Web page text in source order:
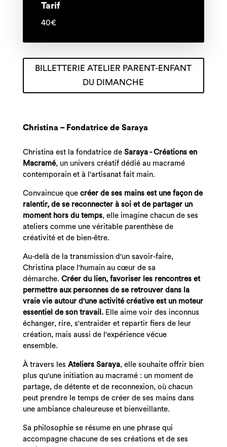
Tarif
40€
BILLETTERIE ATELIER PARENT-ENFANT
DU DIMANCHE
Christina – Fondatrice de Saraya
Christina est la fondatrice de Saraya - Créations en
Macramé, un univers créatif dédié au macramé
contemporain et à l'artisanat fait main.
Convaincue que créer de ses mains est une façon de
ralentir, de se reconnecter à soi et de partager un
moment hors du temps, elle imagine chacun de ses
ateliers comme une véritable parenthèse de
créativité et de bien-être.
Au-delà de la transmission d'un savoir-faire,
Christina place l'humain au cœur de sa
démarche. Créer du lien, favoriser les rencontres et
permettre aux personnes de se retrouver dans la
vraie vie autour d'une activité créative est un moteur
essentiel de son travail.Elle aime voir des inconnus
échanger, rire, s'entraider et repartir fiers de leur
création, mais aussi de l'expérience vécue
ensemble.
À travers les Ateliers Saraya, elle souhaite offrir bien
plus qu'une initiation au macramé : un moment de
partage, de détente et de reconnexion, où chacun
peut prendre le temps de créer de ses mains dans
une ambiance chaleureuse et bienveillante.
Sa philosophie se résume en une phrase qui
accompagne chacune de ses créations et de ses